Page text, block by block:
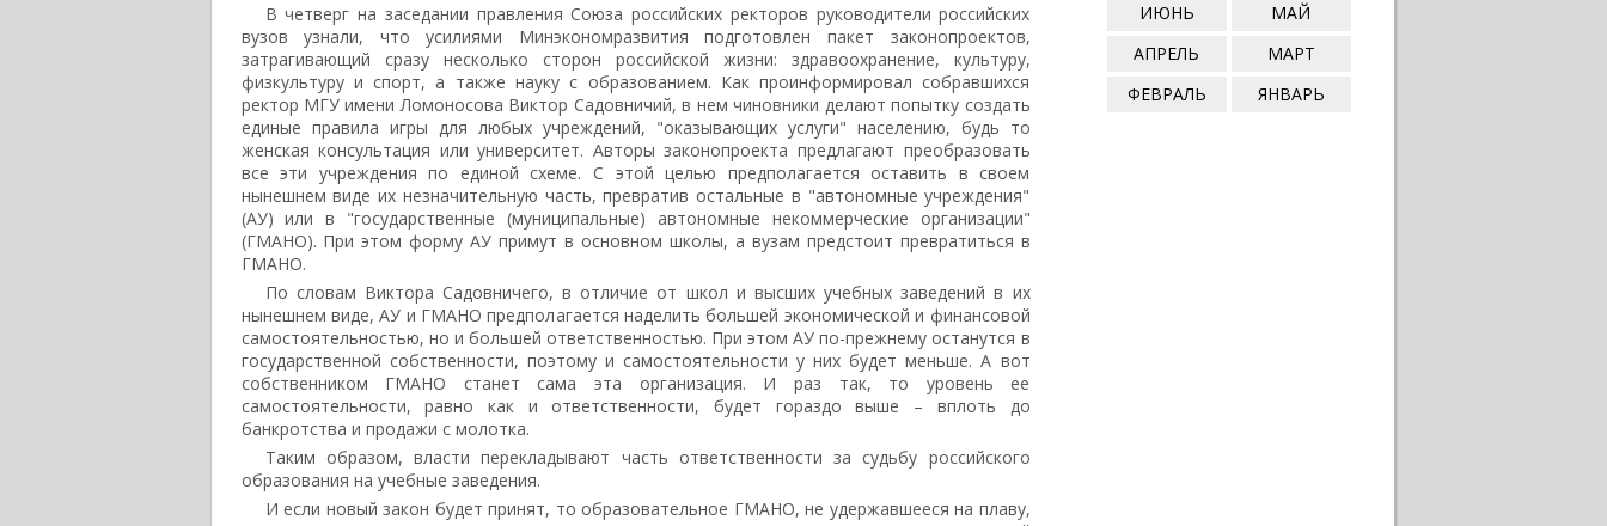
В четверг на заседании правления Союза российских ректоров руководители российских
вузов узнали, что усилиями Минэкономразвития подготовлен пакет законопроектов,
затрагивающий сразу несколько сторон российской жизни: здравоохранение, культуру,
физкультуру и спорт, а также науку с образованием. Как проинформировал собравшихся
ректор МГУ имени Ломоносова Виктор Садовничий, в нем чиновники делают попытку создать
единые правила игры для любых учреждений, "оказывающих услуги" населению, будь то
женская консультация или университет. Авторы законопроекта предлагают преобразовать
все эти учреждения по единой схеме. С этой целью предполагается оставить в своем
нынешнем виде их незначительную часть, превратив остальные в "автономные учреждения"
(АУ) или в "государственные (муниципальные) автономные некоммерческие организации"
(ГМАНО). При этом форму АУ примут в основном школы, а вузам предстоит превратиться в
ГМАНО.
По словам Виктора Садовничего, в отличие от школ и высших учебных заведений в их
нынешнем виде, АУ и ГМАНО предполагается наделить большей экономической и финансовой
самостоятельностью, но и большей ответственностью. При этом АУ по-прежнему останутся в
государственной собственности, поэтому и самостоятельности у них будет меньше. А вот
собственником ГМАНО станет сама эта организация. И раз так, то уровень ее
самостоятельности, равно как и ответственности, будет гораздо выше – вплоть до
банкротства и продажи с молотка.
Таким образом, власти перекладывают часть ответственности за судьбу российского
образования на учебные заведения.
И если новый закон будет принят, то образовательное ГМАНО, не удержавшееся на плаву,
ИЮНЬ
МАЙ
АПРЕЛЬ
МАРТ
ФЕВРАЛЬ
ЯНВАРЬ